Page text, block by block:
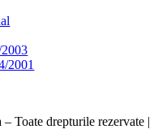
2001
Toate drepturile rezervate |